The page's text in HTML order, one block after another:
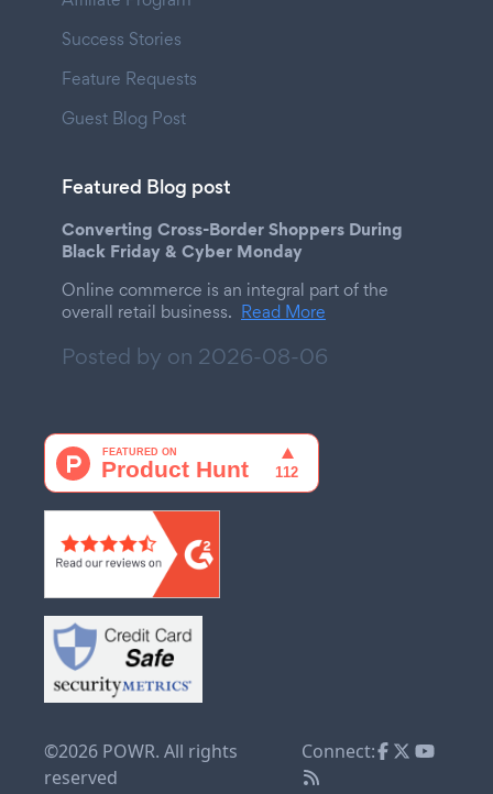
Success Stories
Feature Requests
Guest Blog Post
Featured Blog post
Converting Cross-Border Shoppers During
Black Friday & Cyber Monday
Online commerce is an integral part of the
overall retail business. Read More
Posted by on 2026-08-06
©2026 POWR. All rights
reserved
Connect: